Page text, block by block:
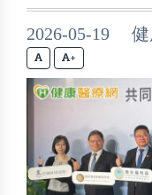
2026-05-19 健
+